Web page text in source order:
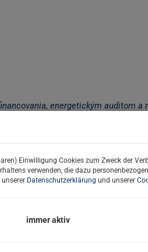
energetickým auditom
vo Viedni po
2026 za fázu
počúvame
aj podmienky
trh už nie je „one
Einwilligung Cookies zum Zweck der
verwenden, die dazu
Datenschutzerklärung und unserer
immer aktiv